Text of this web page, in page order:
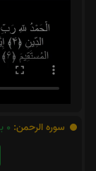
سوره الرحمن: 0